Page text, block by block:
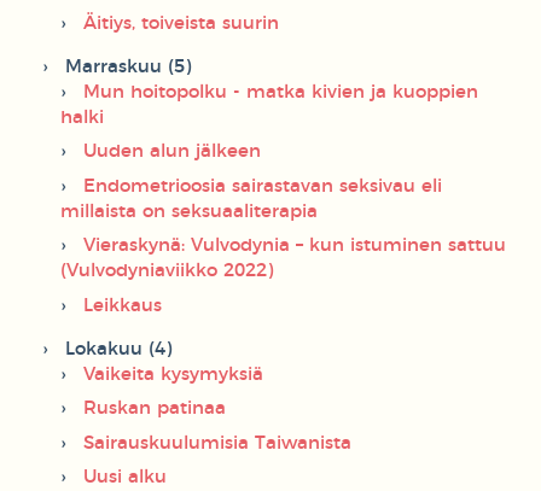
Äitiys, toiveista suurin
Marraskuu (5)
Mun hoitopolku - matka kivien ja kuoppien
halki
Uuden alun jälkeen
Endometrioosia sairastavan seksivau eli
millaista on seksuaaliterapia
Vieraskynä: Vulvodynia – kun istuminen sattuu
(Vulvodyniaviikko 2022)
Leikkaus
Lokakuu (4)
Vaikeita kysymyksiä
Ruskan patinaa
Sairauskuulumisia Taiwanista
Uusi alku